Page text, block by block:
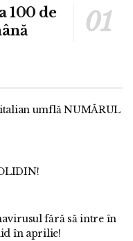
100 de
umflă NUMĂRUL
fără să intre în
în aprilie!